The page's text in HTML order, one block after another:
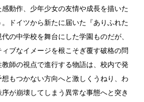
動作、少年少女の友情や成長を描いた
ドイツから新たに届いた『ありふれた
の中学校を舞台にした学園ものだが、
ブなイメージを根こそぎ覆す破格の問
師の視点で進行する物語は、校内で発
もつかない方向へと激しくうねり、わ
が崩壊してしまう異常な事態へと突き